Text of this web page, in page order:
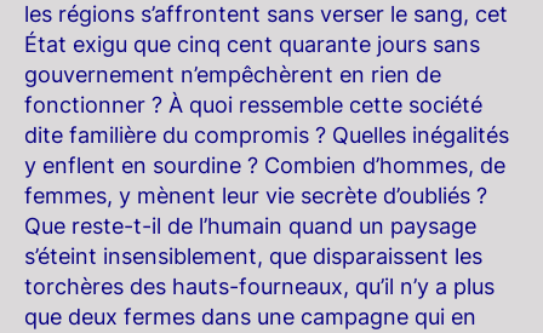
les régions s’affrontent sans verser le sang, cet
État exigu que cinq cent quarante jours sans
gouvernement n’empêchèrent en rien de
fonctionner ? À quoi ressemble cette société
dite familière du compromis ? Quelles inégalités
y enflent en sourdine ? Combien d’hommes, de
femmes, y mènent leur vie secrète d’oubliés ?
Que reste-t-il de l’humain quand un paysage
s’éteint insensiblement, que disparaissent les
torchères des hauts-fourneaux, qu’il n’y a plus
que deux fermes dans une campagne qui en